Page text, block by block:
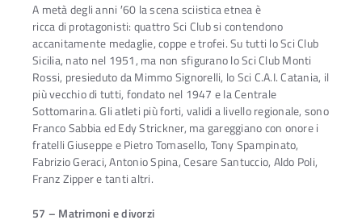
A metà degli anni ′60 la scena sciistica etnea è
ricca di protagonisti: quattro Sci Club si contendono
accanitamente medaglie, coppe e trofei. Su tutti lo Sci Club
Sicilia, nato nel 1951, ma non sfigurano lo Sci Club Monti
Rossi, presieduto da Mimmo Signorelli, lo Sci C.A.I. Catania, il
più vecchio di tutti, fondato nel 1947 e la Centrale
Sottomarina. Gli atleti più forti, validi a livello regionale, sono
Franco Sabbia ed Edy Strickner, ma gareggiano con onore i
fratelli Giuseppe e Pietro Tomasello, Tony Spampinato,
Fabrizio Geraci, Antonio Spina, Cesare Santuccio, Aldo Poli,
Franz Zipper e tanti altri.
57 – Matrimoni e divorzi